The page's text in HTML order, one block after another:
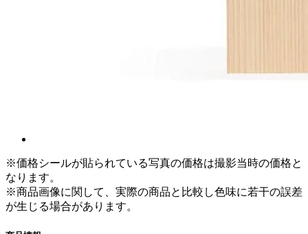
※価格シールが貼られている写真の価格は撮影当時の価格と
なります。
※商品画像に関して、実際の商品と比較し色味に若干の誤差
が生じる場合があります。